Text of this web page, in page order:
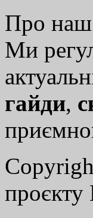
Про
Ми
гайди,